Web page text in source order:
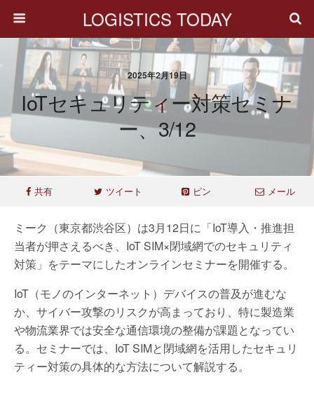
LOGISTICS TODAY
2025年2月19日
IoTセキュリティー対策セミナ
ー、3/12
共有 ツイート ピン メール
ミーク（東京都渋谷区）は3月12日に「IoT導入・推進担
当者が押さえるべき、IoT SIM×閉域網でのセキュリティ
対策」をテーマにしたオンラインセミナーを開催する。
IoT（モノのインターネット）デバイスの普及が進むな
か、サイバー攻撃のリスクが高まっており、特に製造業
や物流業界では安全な通信環境の整備が課題となってい
る。セミナーでは、IoT SIMと閉域網を活用したセキュリ
ティー対策の具体的な方法について解説する。